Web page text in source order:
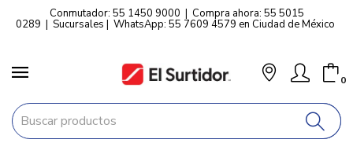
Conmutador: 55 1450 9000 | Compra ahora: 55 5015
0289 | Sucursales | WhatsApp: 55 7609 4579 en Ciudad de México
0